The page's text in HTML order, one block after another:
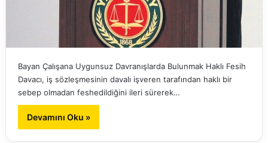
Bayan Çalışana Uygunsuz Davranışlarda Bulunmak Haklı Fesih
Davacı, iş sözleşmesinin davalı işveren tarafından haklı bir
sebep olmadan feshedildiğini ileri sürerek…
Devamını Oku »